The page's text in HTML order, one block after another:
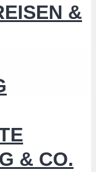
&
& CO.